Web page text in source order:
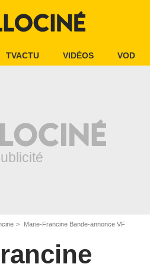
TVACTU VIDÉOS VOD
Marie-Francine Bande-annonce VF